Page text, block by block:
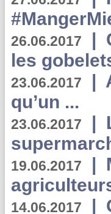
26.06.2017 |
les
23.06.2017 |
qu’un ...
23.06.2017 |
19.06.2017 |
14.06.2017 |